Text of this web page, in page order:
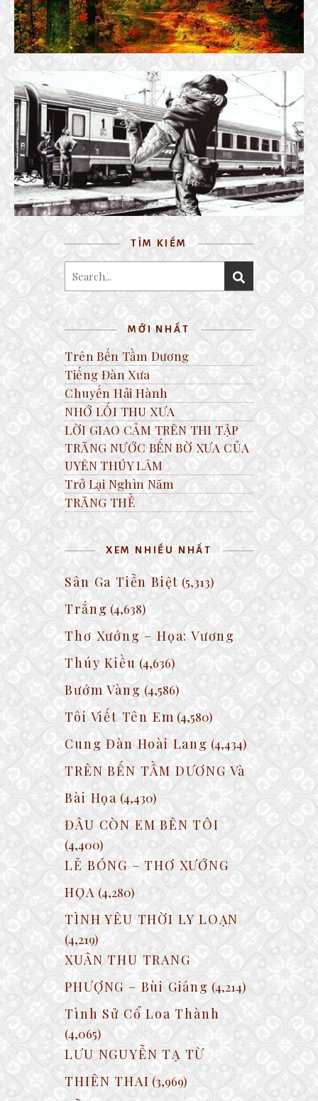
VIDEO SÂN GA TIỄN BIỆT
4 March, 2019
TÌM KIẾM
MỚI NHẤT
Trên Bến Tầm Dương
Tiếng Đàn Xưa
Chuyến Hải Hành
NHỚ LỐI THU XƯA
LỜI GIAO CẢM TRÊN THI TẬP
TRĂNG NƯỚC BẾN BỜ XƯA CỦA
UYÊN THÚY LÂM
Trở Lại Nghìn Năm
TRĂNG THỀ
XEM NHIỀU NHẤT
Sân Ga Tiễn Biệt (5,313)
Trắng (4,638)
Thơ Xướng – Họa: Vương
Thúy Kiều (4,636)
Bướm Vàng (4,586)
Tôi Viết Tên Em (4,580)
Cung Đàn Hoài Lang (4,434)
TRÊN BẾN TẦM DƯƠNG Và
Bài Họa (4,430)
ĐÂU CÒN EM BÊN TÔI
(4,400)
LẺ BÓNG – THƠ XƯỚNG
HỌA (4,280)
TÌNH YÊU THỜI LY LOẠN
(4,219)
XUÂN THU TRANG
PHƯỢNG – Bùi Giáng (4,214)
Tình Sử Cổ Loa Thành
(4,065)
LƯU NGUYỄN TẠ TỪ
THIÊN THAI (3,969)